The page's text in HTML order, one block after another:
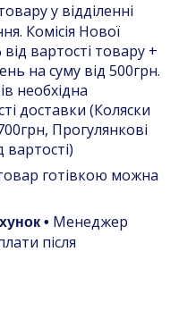
у відділенні
Комісія Нової
вартості товару +
на суму від 500грн.
необхідна
доставки (Коляски
Прогулянкові
вартості)
готівкою можна
• Менеджер
після